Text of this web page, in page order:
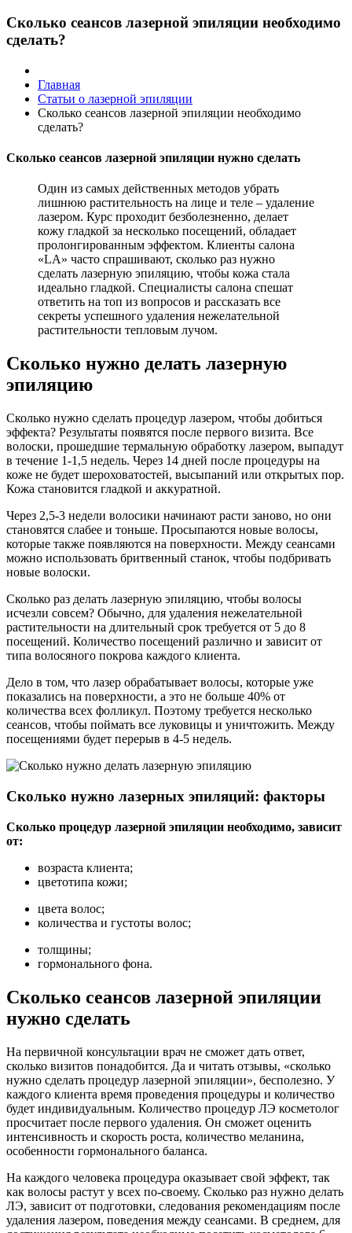
Сколько сеансов лазерной эпиляции необходимо
сделать?
Главная
Статьи о лазерной эпиляции
Сколько сеансов лазерной эпиляции необходимо
сделать?
Сколько сеансов лазерной эпиляции нужно сделать
Один из самых действенных методов убрать
лишнюю растительность на лице и теле – удаление
лазером. Курс проходит безболезненно, делает
кожу гладкой за несколько посещений, обладает
пролонгированным эффектом. Клиенты салона
«LA» часто спрашивают, сколько раз нужно
сделать лазерную эпиляцию, чтобы кожа стала
идеально гладкой. Специалисты салона спешат
ответить на топ из вопросов и рассказать все
секреты успешного удаления нежелательной
растительности тепловым лучом.
Сколько нужно делать лазерную
эпиляцию
Сколько нужно сделать процедур лазером, чтобы добиться
эффекта? Результаты появятся после первого визита. Все
волоски, прошедшие термальную обработку лазером, выпадут
в течение 1-1,5 недель. Через 14 дней после процедуры на
коже не будет шероховатостей, высыпаний или открытых пор.
Кожа становится гладкой и аккуратной.
Через 2,5-3 недели волосики начинают расти заново, но они
становятся слабее и тоньше. Просыпаются новые волосы,
которые также появляются на поверхности. Между сеансами
можно использовать бритвенный станок, чтобы подбривать
новые волоски.
Сколько раз делать лазерную эпиляцию, чтобы волосы
исчезли совсем? Обычно, для удаления нежелательной
растительности на длительный срок требуется от 5 до 8
посещений. Количество посещений различно и зависит от
типа волосяного покрова каждого клиента.
Дело в том, что лазер обрабатывает волосы, которые уже
показались на поверхности, а это не больше 40% от
количества всех фолликул. Поэтому требуется несколько
сеансов, чтобы поймать все луковицы и уничтожить. Между
посещениями будет перерыв в 4-5 недель.
Сколько нужно лазерных эпиляций: факторы
Сколько процедур лазерной эпиляции необходимо, зависит
от:
возраста клиента;
цветотипа кожи;
цвета волос;
количества и густоты волос;
толщины;
гормонального фона.
Сколько сеансов лазерной эпиляции
нужно сделать
На первичной консультации врач не сможет дать ответ,
сколько визитов понадобится. Да и читать отзывы, «сколько
нужно сделать процедур лазерной эпиляции», бесполезно. У
каждого клиента время проведения процедуры и количество
будет индивидуальным. Количество процедур ЛЭ косметолог
просчитает после первого удаления. Он сможет оценить
интенсивность и скорость роста, количество меланина,
особенности гормонального баланса.
На каждого человека процедура оказывает свой эффект, так
как волосы растут у всех по-своему. Сколько раз нужно делать
ЛЭ, зависит от подготовки, следования рекомендациям после
удаления лазером, поведения между сеансами. В среднем, для